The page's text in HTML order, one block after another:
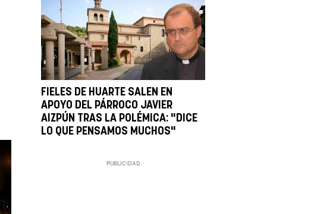
FIELES DE HUARTE SALEN EN
APOYO DEL PÁRROCO JAVIER
AIZPÚN TRAS LA POLÉMICA: "DICE
LO QUE PENSAMOS MUCHOS"